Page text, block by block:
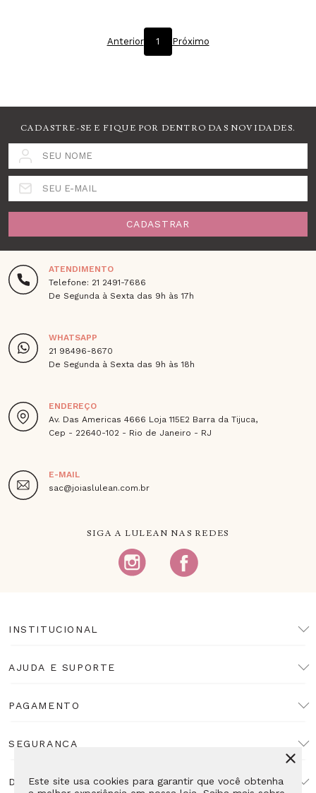
Este site usa cookies para garantir que você obtenha
Anterior 1 Próximo
CADASTRE-SE E FIQUE POR DENTRO DAS NOVIDADES.
SEU NOME
SEU E-MAIL
CADASTRAR
ATENDIMENTO
Telefone: 21 2491-7686
De Segunda à Sexta das 9h às 17h
WHATSAPP
21 98496-8670
De Segunda à Sexta das 9h às 18h
ENDEREÇO
Av. Das Americas 4666 Loja 115E2 Barra da Tijuca,
Cep - 22640-102 - Rio de Janeiro - RJ
E-MAIL
sac@joiaslulean.com.br
SIGA A LULEAN NAS REDES
INSTITUCIONAL
AJUDA E SUPORTE
PAGAMENTO
SEGURANÇA
DESENVOLVIMENTO